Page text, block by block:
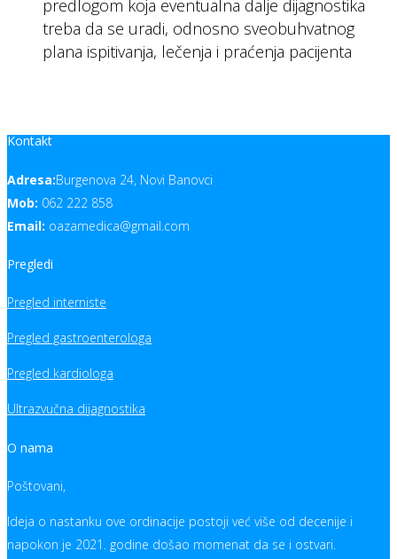
predlogom koja eventualna dalje dijagnostika
treba da se uradi, odnosno sveobuhvatnog
plana ispitivanja, lečenja i praćenja pacijenta
Kontakt
Adresa:Burgenova 24, Novi Banovci
Mob: 062 222 858
Email: oazamedica@gmail.com
Pregledi
Pregled interniste
Pregled gastroenterologa
Pregled kardiologa
Ultrazvučna dijagnostika
O nama
Poštovani,
Ideja o nastanku ove ordinacije postoji već više od decenije i
napokon je 2021. godine došao momenat da se i ostvari.